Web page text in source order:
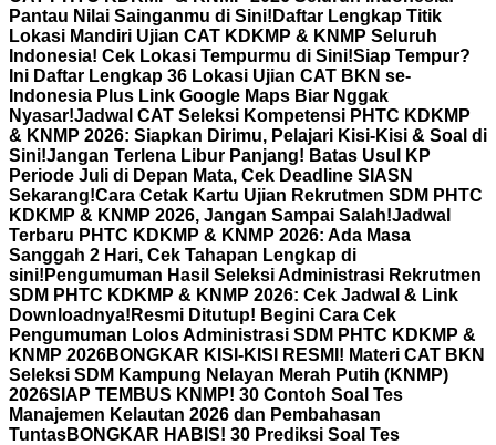
Pantau Nilai Sainganmu di Sini! Daftar Lengkap Titik
Lokasi Mandiri Ujian CAT KDKMP & KNMP Seluruh
Indonesia! Cek Lokasi Tempurmu di Sini!Siap Tempur?
Ini Daftar Lengkap 36 Lokasi Ujian CAT BKN se-
Indonesia Plus Link Google Maps Biar Nggak
Nyasar!Jadwal CAT Seleksi Kompetensi PHTC KDKMP
& KNMP 2026: Siapkan Dirimu, Pelajari Kisi-Kisi & Soal di
Sini!Jangan Terlena Libur Panjang! Batas Usul KP
Periode Juli di Depan Mata, Cek Deadline SIASN
Sekarang!Cara Cetak Kartu Ujian Rekrutmen SDM PHTC
KDKMP & KNMP 2026, Jangan Sampai Salah!Jadwal
Terbaru PHTC KDKMP & KNMP 2026: Ada Masa
Sanggah 2 Hari, Cek Tahapan Lengkap di
sini! Pengumuman Hasil Seleksi Administrasi Rekrutmen
SDM PHTC KDKMP & KNMP 2026: Cek Jadwal & Link
Downloadnya! Resmi Ditutup! Begini Cara Cek
Pengumuman Lolos Administrasi SDM PHTC KDKMP &
KNMP 2026BONGKAR KISI-KISI RESMI! Materi CAT BKN
Seleksi SDM Kampung Nelayan Merah Putih (KNMP)
2026SIAP TEMBUS KNMP! 30 Contoh Soal Tes
Manajemen Kelautan 2026 dan Pembahasan
TuntasBONGKAR HABIS! 30 Prediksi Soal Tes